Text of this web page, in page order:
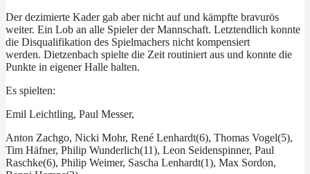
Der dezimierte Kader gab aber nicht auf und kämpfte bravurös
weiter. Ein Lob an alle Spieler der Mannschaft. Letztendlich konnte
die Disqualifikation des Spielmachers nicht kompensiert
werden. Dietzenbach spielte die Zeit routiniert aus und konnte die
Punkte in eigener Halle halten.
Es spielten:
Emil Leichtling, Paul Messer,
Anton Zachgo, Nicki Mohr, René Lenhardt(6), Thomas Vogel(5),
Tim Häfner, Philip Wunderlich(11), Leon Seidenspinner, Paul
Raschke(6), Philip Weimer, Sascha Lenhardt(1), Max Sordon,